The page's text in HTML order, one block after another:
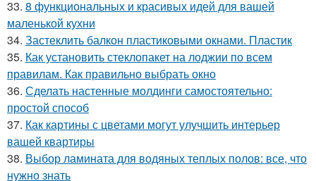
33. 8 функциональных и красивых идей для вашей
маленькой кухни
34. Застеклить балкон пластиковыми окнами. Пластик
35. Как установить стеклопакет на лоджии по всем
правилам. Как правильно выбрать окно
36. Сделать настенные молдинги самостоятельно:
простой способ
37. Как картины с цветами могут улучшить интерьер
вашей квартиры
38. Выбор ламината для водяных теплых полов: все, что
нужно знать